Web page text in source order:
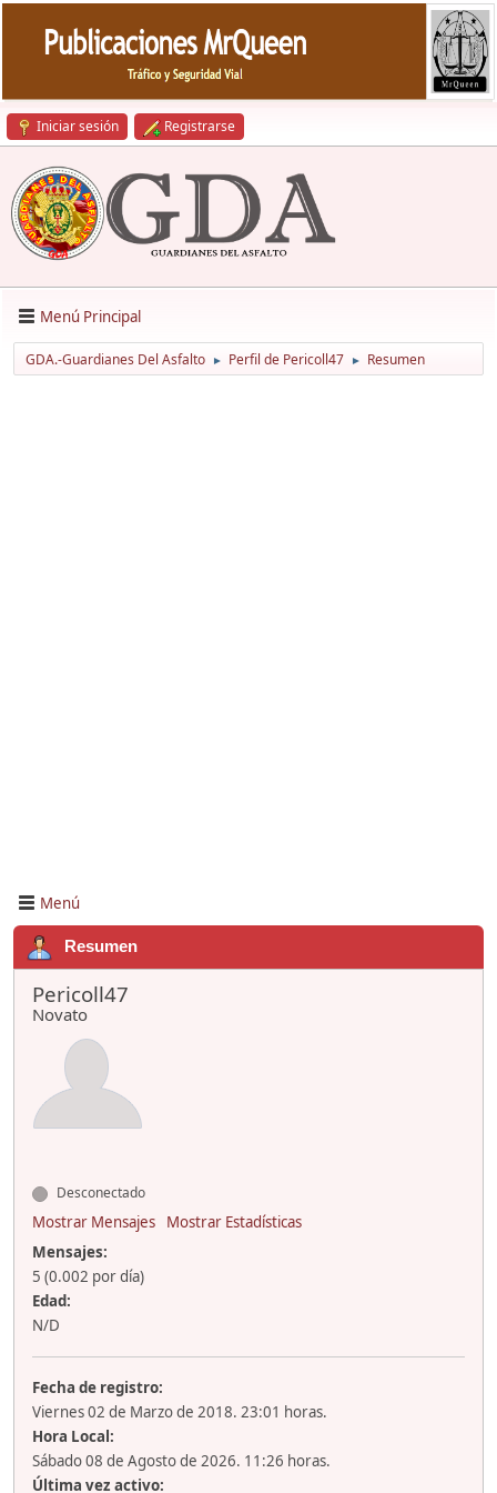
Iniciar sesión Registrarse
Menú Principal
GDA.-Guardianes Del Asfalto ► Perfil de Pericoll47 ► Resumen
Menú
Resumen
Pericoll47
Novato
Desconectado
Mostrar Mensajes
Mostrar Estadísticas
Mensajes:
5 (0.002 por día)
Edad:
N/D
Fecha de registro:
Viernes 02 de Marzo de 2018. 23:01 horas.
Hora Local:
Sábado 08 de Agosto de 2026. 11:26 horas.
Última vez activo: